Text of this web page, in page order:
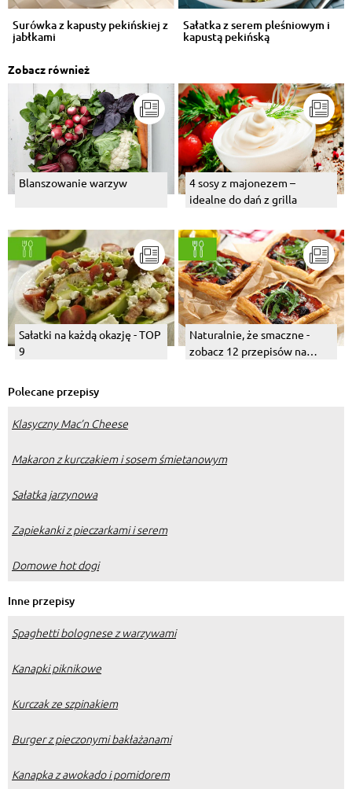
Surówka z kapusty pekińskiej z
jabłkami
Sałatka z serem pleśniowym i
kapustą pekińską
Zobacz również
Blanszowanie warzyw
4 sosy z majonezem –
idealne do dań z grilla
Sałatki na każdą okazję - TOP
9
Naturalnie, że smaczne -
zobacz 12 przepisów na
Polecane przepisy
Klasyczny Mac’n Cheese
Makaron z kurczakiem i sosem śmietanowym
Sałatka jarzynowa
Zapiekanki z pieczarkami i serem
Domowe hot dogi
Inne przepisy
Spaghetti bolognese z warzywami
Kanapki piknikowe
Kurczak ze szpinakiem
Burger z pieczonymi bakłażanami
Kanapka z awokado i pomidorem